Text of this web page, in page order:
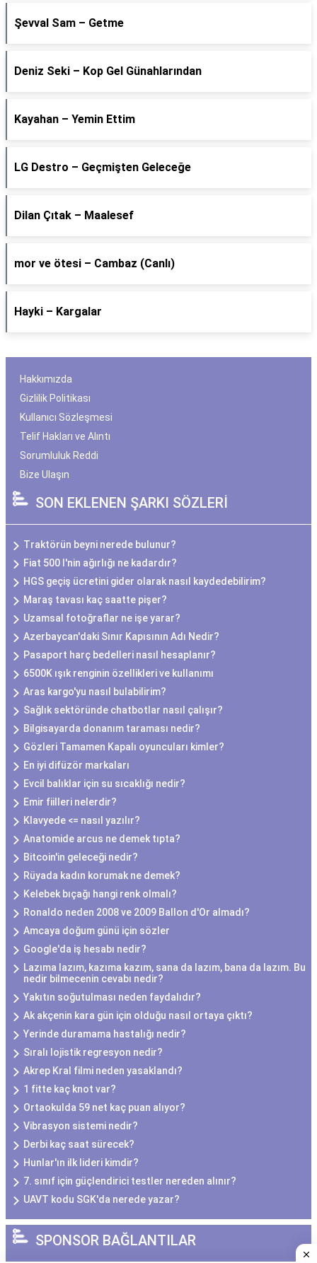
Şevval Sam – Getme
Deniz Seki – Kop Gel Günahlarından
Kayahan – Yemin Ettim
LG Destro – Geçmişten Geleceğe
Dilan Çıtak – Maalesef
​mor ve ötesi – Cambaz (Canlı)
Hayki – Kargalar
Hakkımızda
Gizlilik Politikası
Kullanıcı Sözleşmesi
Telif Hakları ve Alıntı
Sorumluluk Reddi
Bize Ulaşın
SON EKLENEN ŞARKI SÖZLERİ
Traktörün beyni nerede bulunur?
Fiat 500 l'nin ağırlığı ne kadardır?
HGS geçiş ücretini gider olarak nasıl kaydedebilirim?
Maraş tavası kaç saatte pişer?
Uzamsal fotoğraflar ne işe yarar?
Azerbaycan'daki Sınır Kapısının Adı Nedir?
Pasaport harç bedelleri nasıl hesaplanır?
6500K ışık renginin özellikleri ve kullanımı
Aras kargo'yu nasıl bulabilirim?
Sağlık sektöründe chatbotlar nasıl çalışır?
Bilgisayarda donanım taraması nedir?
Gözleri Tamamen Kapalı oyuncuları kimler?
En iyi difüzör markaları
Evcil balıklar için su sıcaklığı nedir?
Emir fiilleri nelerdir?
Klavyede <= nasıl yazılır?
Anatomide arcus ne demek tıpta?
Bitcoin'in geleceği nedir?
Rüyada kadın korumak ne demek?
Kelebek bıçağı hangi renk olmalı?
Ronaldo neden 2008 ve 2009 Ballon d'Or almadı?
Amcaya doğum günü için sözler
Google'da iş hesabı nedir?
Lazıma lazım, kazıma kazım, sana da lazım, bana da lazım. Bu
nedir bilmecenin cevabı nedir?
Yakıtın soğutulması neden faydalıdır?
Ak akçenin kara gün için olduğu nasıl ortaya çıktı?
Yerinde duramama hastalığı nedir?
Sıralı lojistik regresyon nedir?
Akrep Kral filmi neden yasaklandı?
1 fitte kaç knot var?
Ortaokulda 59 net kaç puan alıyor?
Vibrasyon sistemi nedir?
Derbi kaç saat sürecek?
Hunlar'ın ilk lideri kimdir?
7. sınıf için güçlendirici testler nereden alınır?
UAVT kodu SGK'da nerede yazar?
SPONSOR BAĞLANTILAR